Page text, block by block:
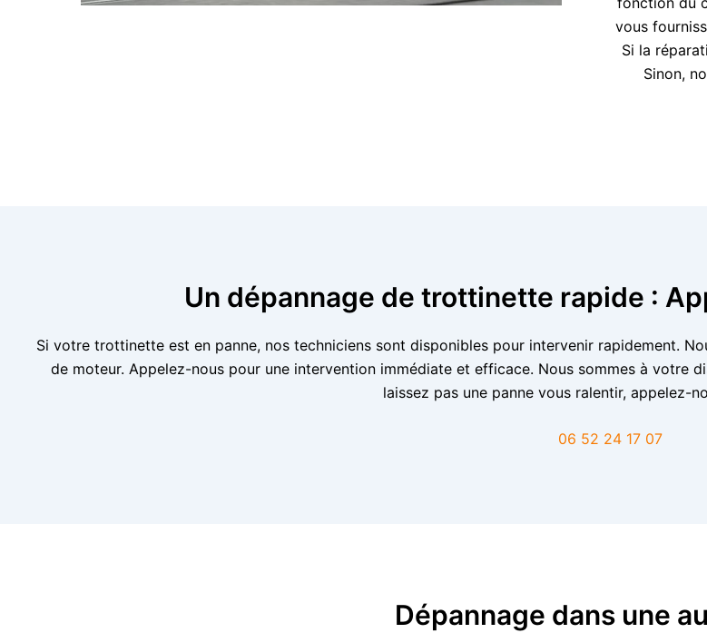
vous
Si la
Sinon,
Un dépannage de trottinette rapide :
Si votre trottinette est en panne, nos techniciens sont disponibles pour intervenir rapidement.
de moteur. Appelez-nous pour une intervention immédiate et efficace. Nous sommes à votre
laissez pas une panne vous ralentir, appelez-
06 52 24 17 07
Dépannage dans une